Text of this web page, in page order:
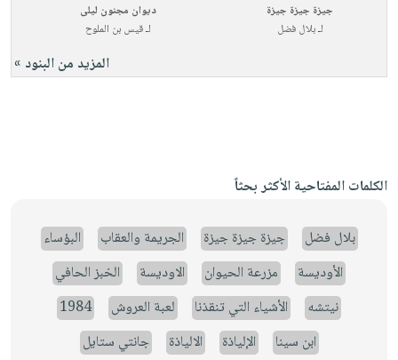
جيزة جيزة جيزة
لـبلال فضل
ديوان مجنون ليلى
لـقيس بن الملوح
المزيد من البنود »
الكلمات المفتاحية الأكثر بحثاً
بلال فضل جيزة جيزة جيزة الجريمة والعقاب
البؤساء
الأوديسة
مزرعة الحيوان الاوديسة
الخبز الحافي
نيتشه
الأشياء التي تنقذنا لعبة العروش
1984
ابن سينا
الإلياذة الالياذة
جانتي ستايل